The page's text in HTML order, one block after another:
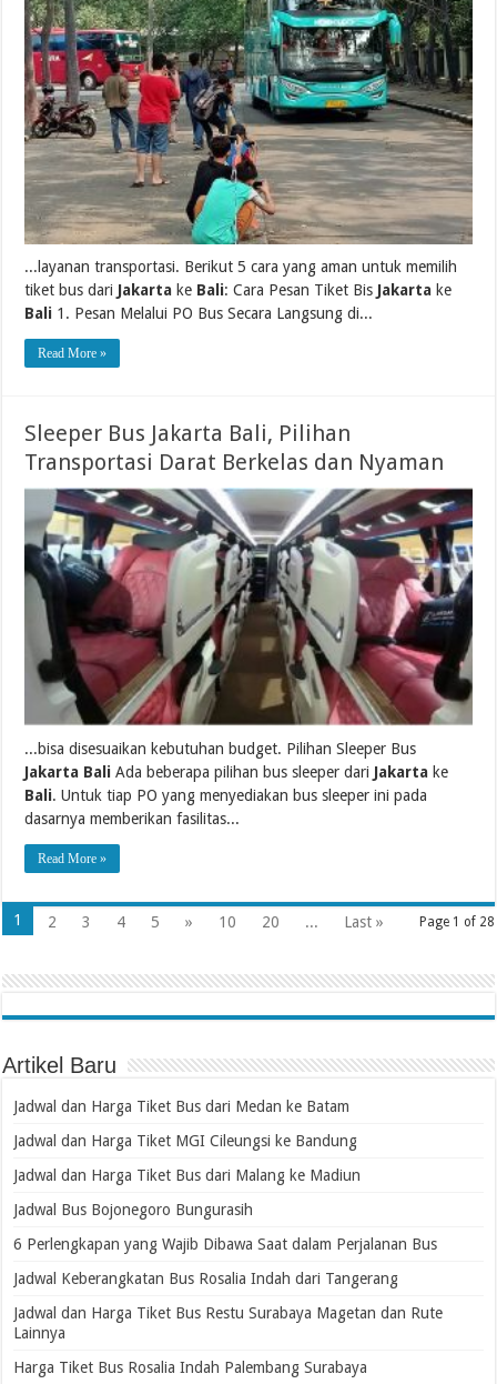
...layanan transportasi. Berikut 5 cara yang aman untuk memilih
tiket bus dari Jakarta ke Bali: Cara Pesan Tiket Bis Jakarta ke
Bali 1. Pesan Melalui PO Bus Secara Langsung di...
Read More »
Sleeper Bus Jakarta Bali, Pilihan
Transportasi Darat Berkelas dan Nyaman
...bisa disesuaikan kebutuhan budget. Pilihan Sleeper Bus
Jakarta Bali Ada beberapa pilihan bus sleeper dari Jakarta ke
Bali. Untuk tiap PO yang menyediakan bus sleeper ini pada
dasarnya memberikan fasilitas...
Read More »
Page 1 of 28
1 2 3 4 5 » 10 20 ... Last »
Artikel Baru
Jadwal dan Harga Tiket Bus dari Medan ke Batam
Jadwal dan Harga Tiket MGI Cileungsi ke Bandung
Jadwal dan Harga Tiket Bus dari Malang ke Madiun
Jadwal Bus Bojonegoro Bungurasih
6 Perlengkapan yang Wajib Dibawa Saat dalam Perjalanan Bus
Jadwal Keberangkatan Bus Rosalia Indah dari Tangerang
Jadwal dan Harga Tiket Bus Restu Surabaya Magetan dan Rute
Lainnya
Harga Tiket Bus Rosalia Indah Palembang Surabaya